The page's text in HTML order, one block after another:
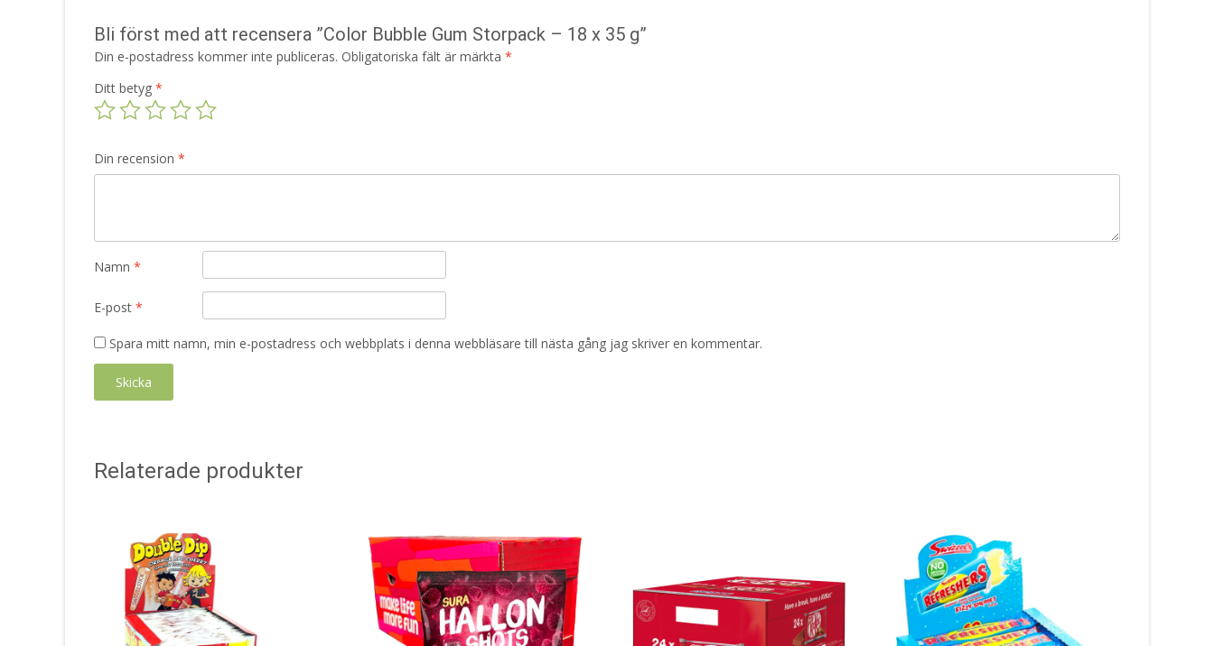
Bli först med att recensera ”Color Bubble Gum Storpack – 18 x 35 g”
Din e-postadress kommer inte publiceras. Obligatoriska fält är märkta *
Ditt betyg *
Din recension *
Namn *
E-post *
Spara mitt namn, min e-postadress och webbplats i denna webbläsare till nästa gång jag skriver en kommentar.
Relaterade produkter